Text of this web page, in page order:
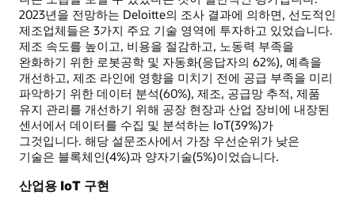
2023년을 전망하는 Deloitte의 조사 결과에 의하면, 선도적인
제조업체들은 3가지 주요 기술 영역에 투자하고 있었습니다.
제조 속도를 높이고, 비용을 절감하고, 노동력 부족을
완화하기 위한 로봇공학 및 자동화(응답자의 62%), 예측을
개선하고, 제조 라인에 영향을 미치기 전에 공급 부족을 미리
파악하기 위한 데이터 분석(60%), 제조, 공급망 추적, 제품
유지 관리를 개선하기 위해 공장 현장과 산업 장비에 내장된
센서에서 데이터를 수집 및 분석하는 IoT(39%)가
그것입니다. 해당 설문조사에서 가장 우선순위가 낮은
기술은 블록체인(4%)과 양자기술(5%)이었습니다.
산업용 IoT 구현